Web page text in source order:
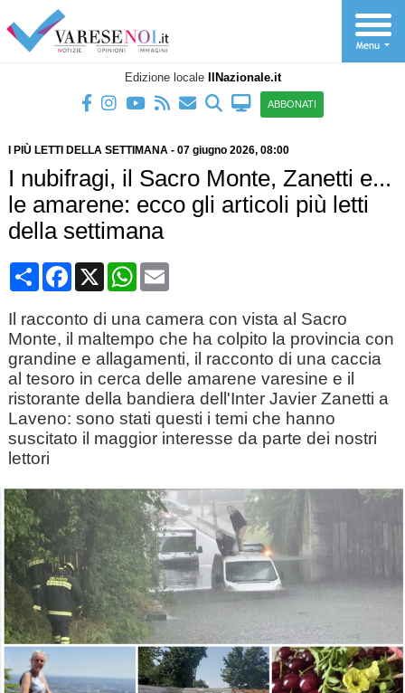
Edizione locale IlNazionale.it
ABBONATI
I PIÙ LETTI DELLA SETTIMANA- 07 giugno 2026, 08:00
I nubifragi, il Sacro Monte, Zanetti e...
le amarene: ecco gli articoli più letti
della settimana
CondividiFacebook
X WhatsApp
Email
Il racconto di una camera con vista al Sacro
Monte, il maltempo che ha colpito la provincia con
grandine e allagamenti, il racconto di una caccia
al tesoro in cerca delle amarene varesine e il
ristorante della bandiera dell'Inter Javier Zanetti a
Laveno: sono stati questi i temi che hanno
suscitato il maggior interesse da parte dei nostri
lettori